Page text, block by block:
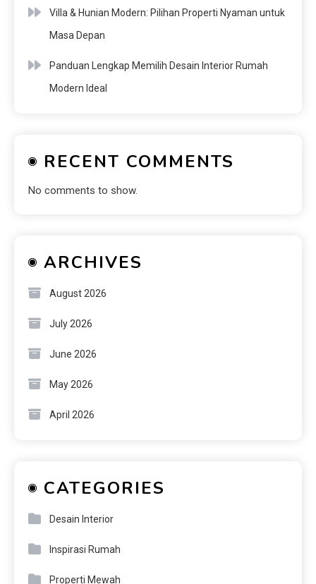
Villa & Hunian Modern: Pilihan Properti Nyaman untuk
Masa Depan
Panduan Lengkap Memilih Desain Interior Rumah
Modern Ideal
RECENT COMMENTS
No comments to show.
ARCHIVES
August 2026
July 2026
June 2026
May 2026
April 2026
CATEGORIES
Desain Interior
Inspirasi Rumah
Properti Mewah